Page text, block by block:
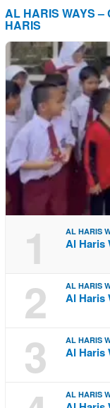
AL HARIS WAYS
HARIS
1 AL HARIS
Al Haris
2 AL HARIS
Al Haris
3 AL HARIS
Al Haris
AL HARIS